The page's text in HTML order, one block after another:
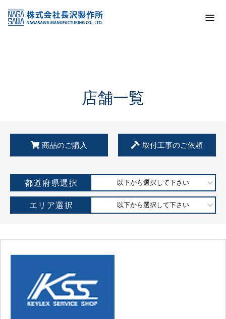
KSS加盟店・取扱店情報
店舗一覧
店舗一覧
商品のご購入 取付工事のご依頼
都道府県選択 以下から選択して下さい
エリア選択 以下から選択して下さい